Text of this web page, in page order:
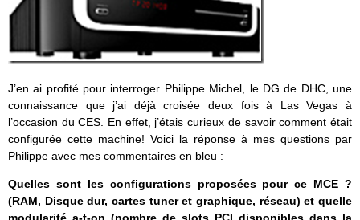
J’en ai profité pour interroger Philippe Michel, le DG de DHC, une
connaissance que j’ai déjà croisée deux fois à Las Vegas à
l’occasion du CES. En effet, j’étais curieux de savoir comment était
configurée cette machine! Voici la réponse à mes questions par
Philippe avec mes commentaires en bleu :
Quelles sont les configurations proposées pour ce MCE ?
(RAM, Disque dur, cartes tuner et graphique, réseau) et quelle